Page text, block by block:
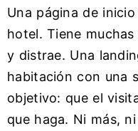
Una página de
hotel. Tiene
y distrae. Una
habitación con una
objetivo: que el
que haga. Ni más,